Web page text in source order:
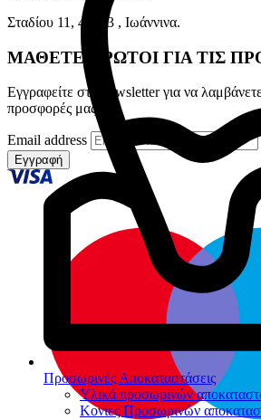
Προσωρινές Αποκαταστάσεις
Υλικά προσωρινών
Κονίες Προσωρινών
Σταδίου 11, 45333 , Ιωάννινα.
ΜΑΘΕΤΕ ΠΡΩΤΟΙ ΓΙΑ ΤΙΣ
Εγγραφείτε στο newsletter για να
προσφορές μας
Email address
Εγγραφή